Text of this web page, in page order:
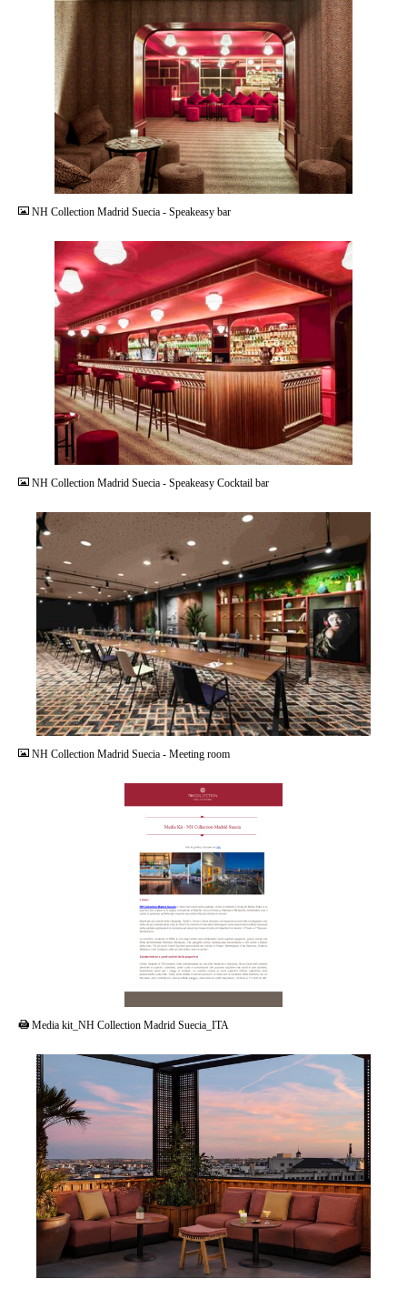
NH Collection Madrid Suecia - Speakeasy bar
NH Collection Madrid Suecia - Speakeasy Cocktail bar
JPG
NH Collection Madrid Suecia - Meeting room
Media kit_NH Collection Madrid Suecia_ITA